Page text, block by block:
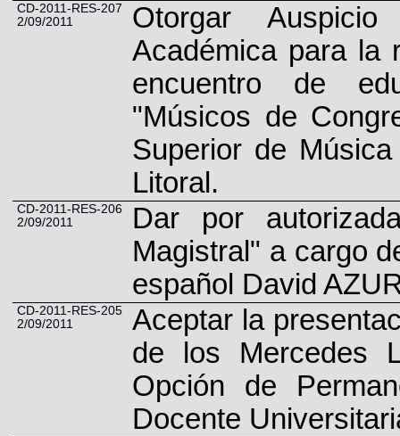
CD-2011-RES-207
2/09/2011
Otorgar
Académica para la
encuentro de
"Músicos de
Superior de
Litoral.
CD-2011-RES-206
2/09/2011
Dar por
Magistral" a cargo
español David
CD-2011-RES-205
2/09/2011
Aceptar la
de los Mercedes
Opción de
Docente